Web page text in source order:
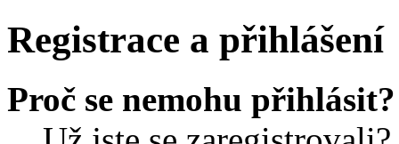
Registrace a přihlášení
Proč se nemohu přihlásit?